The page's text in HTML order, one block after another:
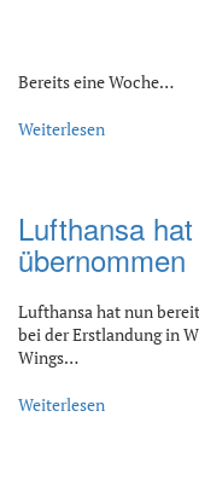
Bereits eine Woche…
Weiterlesen
Lufthansa
übernommen
Lufthansa hat nun
bei der Erstlandung in
Wings…
Weiterlesen